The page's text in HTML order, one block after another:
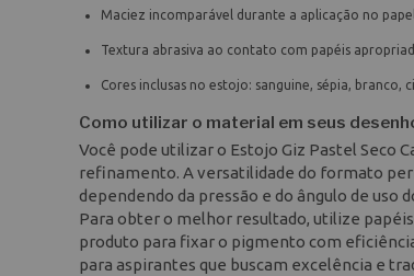
Maciez incomparável durante a aplicação no
Textura abrasiva ao contato com papéis
Cores inclusas no estojo: sanguine, sépia, branco,
Como utilizar o material em seus
Você pode utilizar o Estojo Giz Pastel Seco
refinamento. A versatilidade do formato
dependendo da pressão e do ângulo de uso
Para obter o melhor resultado, utilize
produto para fixar o pigmento com
para aspirantes que buscam excelência e